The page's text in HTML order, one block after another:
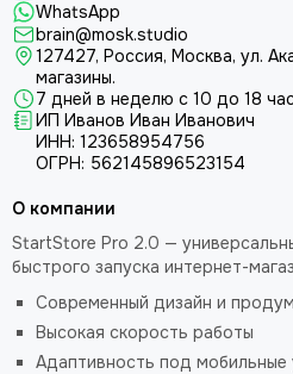
WhatsApp
brain@mosk.studio
127427, Россия, Москва, ул.
магазины.
7 дней в неделю с 10 до 18
ИП Иванов Иван Иванович
ИНН: 123658954756
ОГРН: 562145896523154
О компании
StartStore Pro 2.0 —
быстрого запуска интернет-
Современный дизайн и
Высокая скорость работы
Адаптивность под мобильные